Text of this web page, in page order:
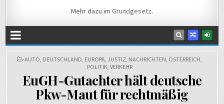
Mehr dazu im Grundgesetz.
POSTED
AUTO, DEUTSCHLAND, EUROPA, JUSTIZ, NACHRICHTEN, ÖSTERREICH,
POLITIK, VERKEHR
EuGH-Gutachter hält deutsche
Pkw-Maut für rechtmäßig